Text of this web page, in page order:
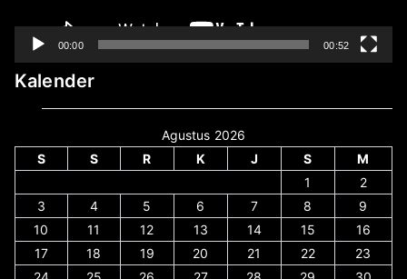
00:00 00:52
Kalender
Agustus 2026
S
S R K J S
M
1
2
3
4 5 6 7 8
9
10
11 12 13 14 15
16
17
18 19 20 21 22
23